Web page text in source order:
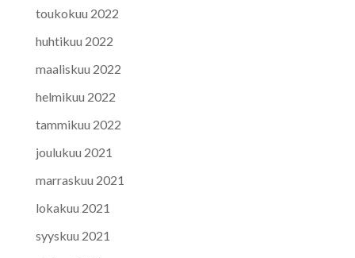
toukokuu 2022
huhtikuu 2022
maaliskuu 2022
helmikuu 2022
tammikuu 2022
joulukuu 2021
marraskuu 2021
lokakuu 2021
syyskuu 2021